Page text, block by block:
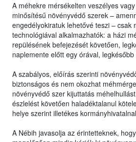
A méhekre mérsékelten veszélyes
minősítésű növényvédő szerek –
engedélyokiratuk lehetővé teszi – csak
technológiával alkalmazhatók: a házi
repülésének befejezését követően,
naplemente előtt egy órával,
A szabályos, előírás szerinti
biztonságos és nem okozhat
növényvédő szer kijuttatás
észlelést követően haladéktalanul
helye szerint illetékes
A Nébih javasolja az érintetteknek,